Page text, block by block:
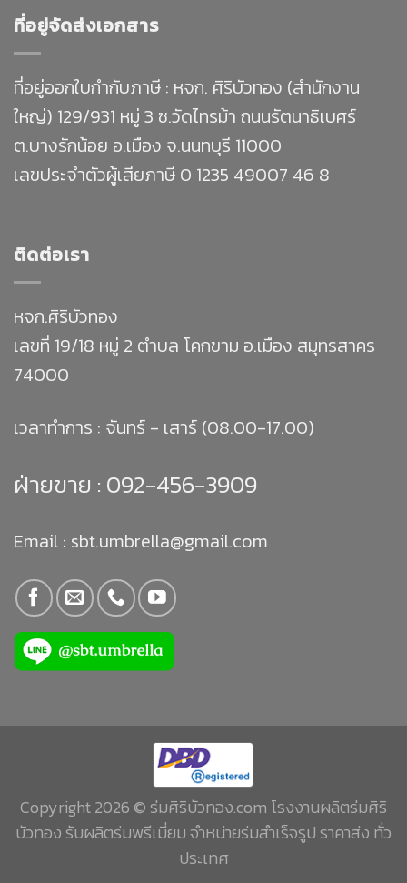
ที่อยู่จัดส่งเอกสาร
ที่อยู่ออกใบกำกับภาษี : หจก. ศิริบัวทอง (สำนักงาน
ใหญ่) 129/931 หมู่ 3 ซ.วัดไทรม้า ถนนรัตนาธิเบศร์
ต.บางรักน้อย อ.เมือง จ.นนทบุรี 11000
เลขประจำตัวผู้เสียภาษี 0 1235 49007 46 8
ติดต่อเรา
หจก.ศิริบัวทอง
เลขที่ 19/18 หมู่ 2 ตำบล โคกขาม อ.เมือง สมุทรสาคร
74000
เวลาทำการ : จันทร์ - เสาร์ (08.00-17.00)
ฝ่ายขาย : 092-456-3909
Email : sbt.umbrella@gmail.com
Copyright 2026 © ร่มศิริบัวทอง.com โรงงานผลิตร่มศิริ
บัวทอง รับผลิตร่มพรีเมี่ยม จำหน่ายร่มสำเร็จรูป ราคาส่ง ทั่ว
ประเทศ